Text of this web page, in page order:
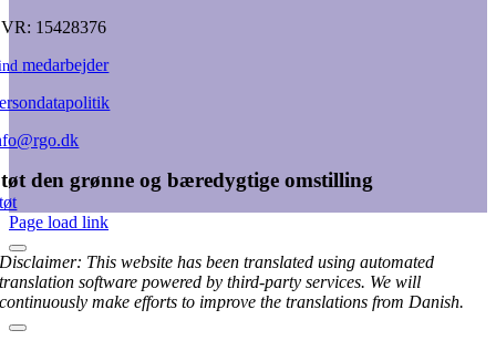
15428376
medarbejder
den grønne og bæredygtige omstilling
Page load link
Disclaimer: This website has been translated using automated
translation software powered by third-party services. We will
continuously make efforts to improve the translations from Danish.